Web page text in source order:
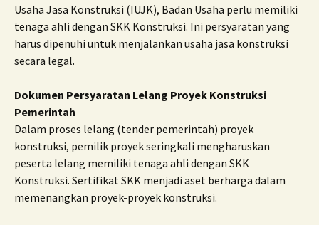
Usaha Jasa Konstruksi (IUJK), Badan Usaha perlu memiliki
tenaga ahli dengan SKK Konstruksi. Ini persyaratan yang
harus dipenuhi untuk menjalankan usaha jasa konstruksi
secara legal.
Dokumen Persyaratan Lelang Proyek Konstruksi
Pemerintah
Dalam proses lelang (tender pemerintah) proyek
konstruksi, pemilik proyek seringkali mengharuskan
peserta lelang memiliki tenaga ahli dengan SKK
Konstruksi. Sertifikat SKK menjadi aset berharga dalam
memenangkan proyek-proyek konstruksi.